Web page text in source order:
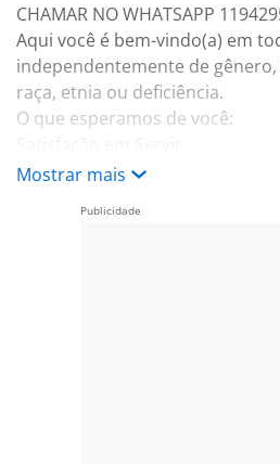
CHAMAR NO WHATSAPP
Aqui você é bem-vindo(a) em
independentemente de
raça, etnia ou deficiência.
O que esperamos de você:
Unidos pela Diversão
Essência da Simplicidade
Mostrar mais